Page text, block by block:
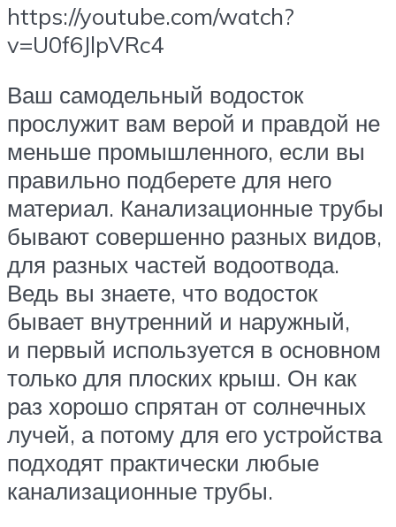
https://youtube.com/watch?
v=U0f6JlpVRc4
Ваш самодельный водосток
прослужит вам верой и правдой не
меньше промышленного, если вы
правильно подберете для него
материал. Канализационные трубы
бывают совершенно разных видов,
для разных частей водоотвода.
Ведь вы знаете, что водосток
бывает внутренний и наружный,
и первый используется в основном
только для плоских крыш. Он как
раз хорошо спрятан от солнечных
лучей, а потому для его устройства
подходят практически любые
канализационные трубы.